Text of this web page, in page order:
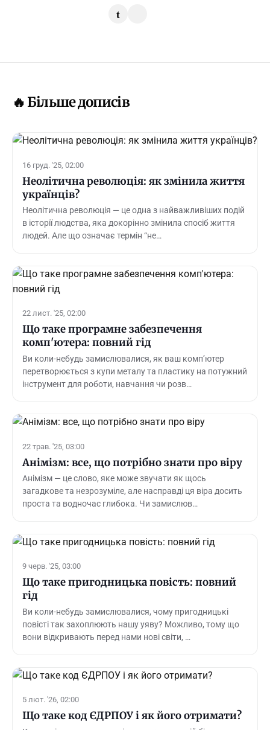
t
🔥 Більше дописів
16 груд. '25, 02:00
Неолітична революція: як змінила життя
українців?
Неолітична революція — це одна з найважливіших подій
в історії людства, яка докорінно змінила спосіб життя
людей. Але що означає термін “не…
22 лист. '25, 02:00
Що таке програмне забезпечення
комп'ютера: повний гід
Ви коли-небудь замислювалися, як ваш комп’ютер
перетворюється з купи металу та пластику на потужний
інструмент для роботи, навчання чи розв…
22 трав. '25, 03:00
Анімізм: все, що потрібно знати про віру
Анімізм — це слово, яке може звучати як щось
загадкове та незрозуміле, але насправді ця віра досить
проста та водночас глибока. Чи замислюв…
9 черв. '25, 03:00
Що таке пригодницька повість: повний
гід
Ви коли-небудь замислювалися, чому пригодницькі
повісті так захоплюють нашу уяву? Можливо, тому що
вони відкривають перед нами нові світи, …
5 лют. '26, 02:00
Що таке код ЄДРПОУ і як його отримати?